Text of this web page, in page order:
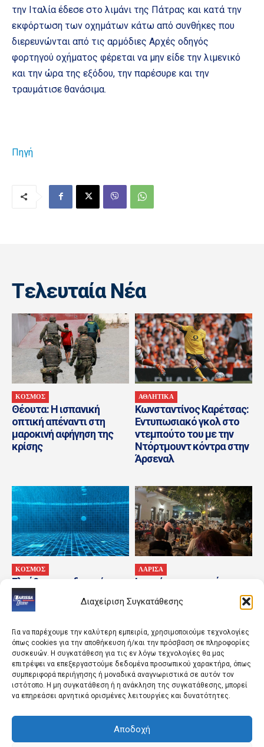
Διαχείριση Συγκατάθεσης
Για να παρέχουμε την καλύτερη εμπειρία, χρησιμοποιούμε τεχνολογίες
όπως cookies για την αποθήκευση ή/και την πρόσβαση σε πληροφορίες
συσκευών. Η συγκατάθεση για τις εν λόγω τεχνολογίες θα μας
επιτρέψει να επεξεργαστούμε δεδομένα προσωπικού χαρακτήρα, όπως
συμπεριφορά περιήγησης ή μοναδικά αναγνωριστικά σε αυτόν τον
ιστότοπο. Η μη συγκατάθεση ή η ανάκληση της συγκατάθεσης, μπορεί
να επηρεάσει αρνητικά ορισμένες λειτουργίες και δυνατότητες.
Αποδοχή
την Ιταλία έδεσε στο λιμάνι της Πάτρας και κατά την
εκφόρτωση των οχημάτων κάτω από συνθήκες που
διερευνώνται από τις αρμόδιες Αρχές οδηγός
φορτηγού οχήματος φέρεται να μην είδε την λιμενικό
και την ώρα της εξόδου, την παρέσυρε και την
τραυμάτισε θανάσιμα.
Πηγή
Tελευταία Nέα
ΚΟΣΜΟΣ
Θέουτα: H ισπανική
οπτική απέναντι στη
μαροκινή αφήγηση της
κρίσης
ΑΘΛΗΤΙΚΑ
Κωνσταντίνος Καρέτσας:
Εντυπωσιακό γκολ στο
ντεμπούτο του με την
Ντόρτμουντ κόντρα στην
Άρσεναλ
ΚΟΣΜΟΣ
Ελεύθερος ο ιδιοκτήτης
του beach bar μετά τον
θάνατο 4χρονου στην
ΛΑΡΙΣΑ
Ιστορία, αρχοντικά και
πολιτισμός στις πλαγιές
του Κισσάβου
Όταν η ΑΕΛ της Γ’ Εθνικής
ΚΟΣΜΟΣ
Αυστραλία: Παραλίγο